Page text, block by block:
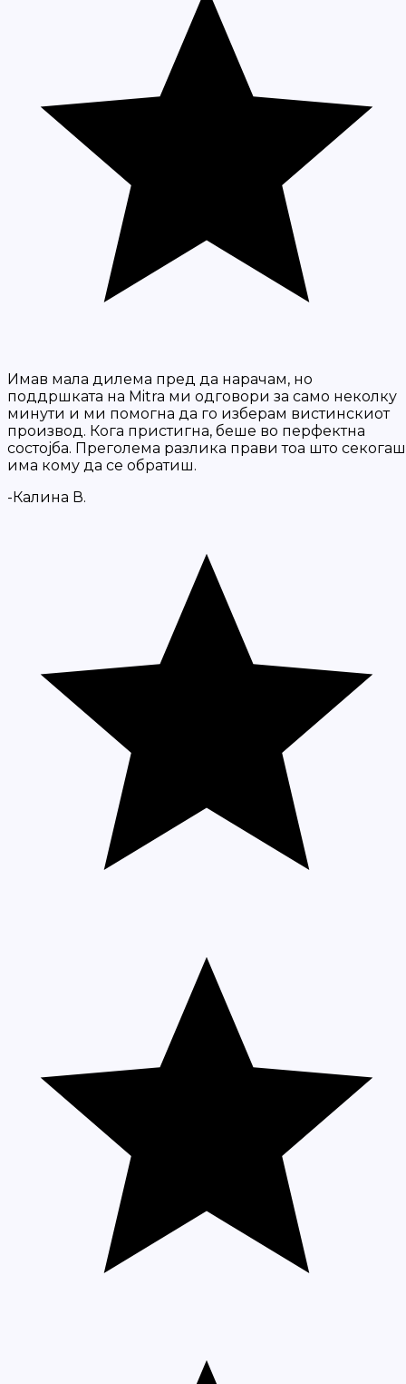
Имав мала дилема пред да нарачам, но
поддршката на Mitra ми одговори за само неколку
минути и ми помогна да го изберам вистинскиот
производ. Кога пристигна, беше во перфектна
состојба. Преголема разлика прави тоа што секогаш
има кому да се обратиш.
-Калина В.